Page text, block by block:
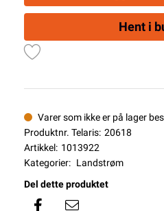
Hent i
Varer som ikke er på lager
Produktnr. Telaris: 20618
Artikkel: 1013922
Kategorier: Landstrøm
Del dette produktet